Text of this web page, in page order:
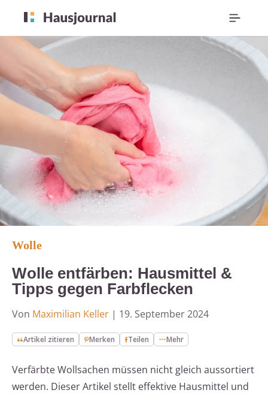
Wolle
Wolle entfärben: Hausmittel &
Tipps gegen Farbflecken
Von Maximilian Keller | 19. September 2024
Artikel zitieren Merken Teilen Mehr
Verfärbte Wollsachen müssen nicht gleich aussortiert
werden. Dieser Artikel stellt effektive Hausmittel und